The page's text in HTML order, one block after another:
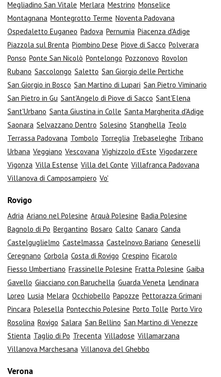
Megliadino San Vitale Merlara Mestrino Monselice
Montagnana Montegrotto Terme Noventa Padovana
Ospedaletto Euganeo Padova Pernumia Piacenza d'Adige
Piazzola sul Brenta Piombino Dese Piove di Sacco Polverara
Ponso Ponte San Nicolò Pontelongo Pozzonovo Rovolon
Rubano Saccolongo Saletto San Giorgio delle Pertiche
San Giorgio in Bosco San Martino di Lupari San Pietro Viminario
San Pietro in Gu Sant'Angelo di Piove di Sacco Sant'Elena
Sant'Urbano Santa Giustina in Colle Santa Margherita d'Adige
Saonara Selvazzano Dentro Solesino Stanghella Teolo
Terrassa Padovana Tombolo Torreglia Trebaseleghe Tribano
Urbana Veggiano Vescovana Vighizzolo d'Este Vigodarzere
Vigonza Villa Estense Villa del Conte Villafranca Padovana
Villanova di Camposampiero Vo'
Rovigo
Adria Ariano nel Polesine Arquà Polesine Badia Polesine
Bagnolo di Po Bergantino Bosaro Calto Canaro Canda
Castelguglielmo Castelmassa Castelnovo Bariano Ceneselli
Ceregnano Corbola Costa di Rovigo Crespino Ficarolo
Fiesso Umbertiano Frassinelle Polesine Fratta Polesine Gaiba
Gavello Giacciano con Baruchella Guarda Veneta Lendinara
Loreo Lusia Melara Occhiobello Papozze Pettorazza Grimani
Pincara Polesella Pontecchio Polesine Porto Tolle Porto Viro
Rosolina Rovigo Salara San Bellino San Martino di Venezze
Stienta Taglio di Po Trecenta Villadose Villamarzana
Villanova Marchesana Villanova del Ghebbo
Verona